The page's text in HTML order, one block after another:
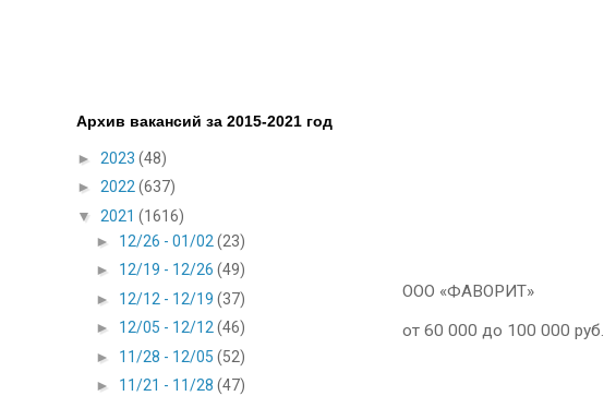
ООО «ФАВОРИТ»
от 60 000 до 100 000 руб.
Архив вакансий за 2015-2021 год
► 2023 (48)
► 2022 (637)
▼ 2021 (1616)
► 12/26 - 01/02 (23)
► 12/19 - 12/26 (49)
► 12/12 - 12/19 (37)
► 12/05 - 12/12 (46)
► 11/28 - 12/05 (52)
► 11/21 - 11/28 (47)